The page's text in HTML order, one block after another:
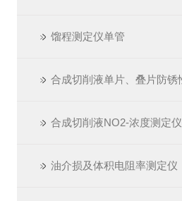
馏程测定仪单管
合成切削液NO2-浓度测定仪
油介损及体积电阻率测定仪